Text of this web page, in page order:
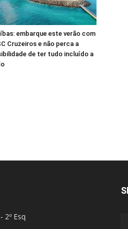
embarque este verão com
Cruzeiros e não perca a
de ter tudo incluído a
2º Esq